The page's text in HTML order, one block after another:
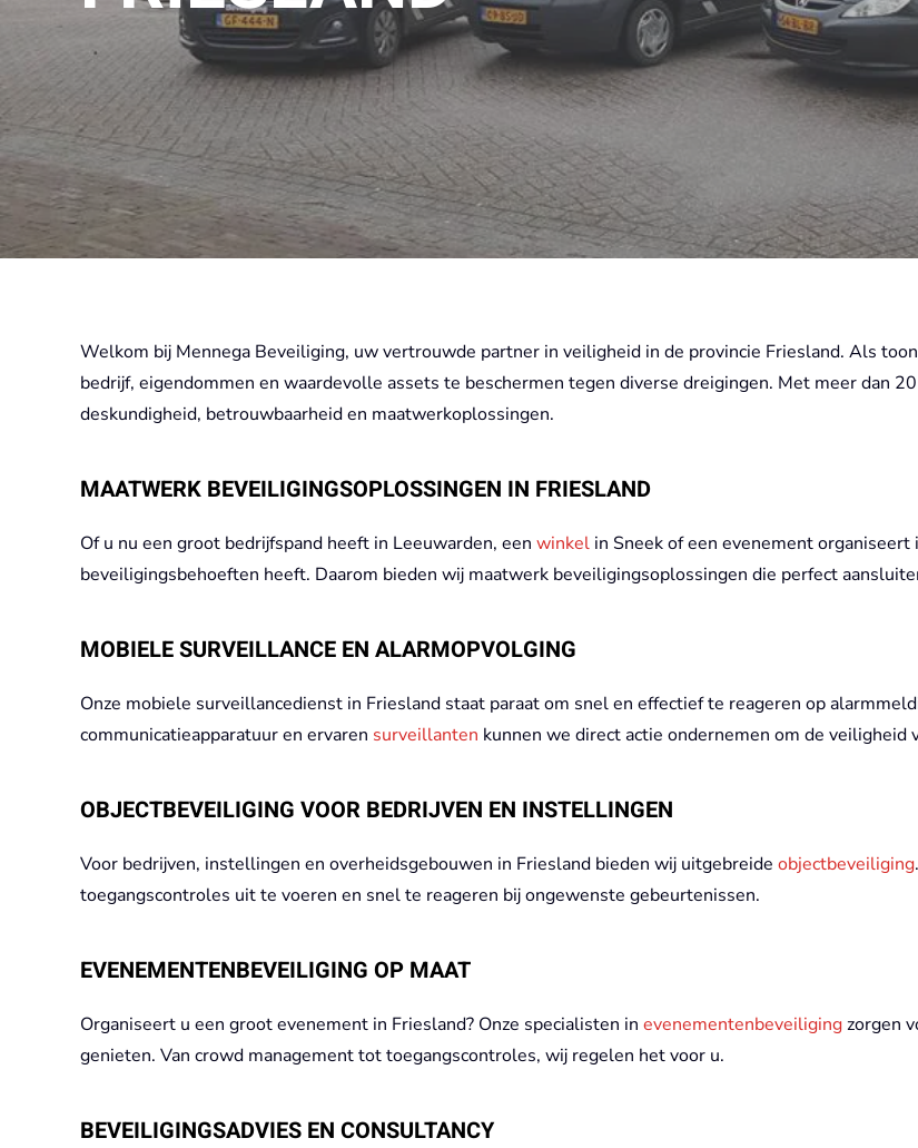
Welkom bij Mennega Beveiliging, uw vertrouwde partner in veiligheid in de provincie Friesland. Als
bedrijf, eigendommen en waardevolle assets te beschermen tegen diverse dreigingen. Met meer dan
deskundigheid, betrouwbaarheid en maatwerkoplossingen.
MAATWERK BEVEILIGINGSOPLOSSINGEN IN FRIESLAND
Of u nu een groot bedrijfspand heeft in Leeuwarden, een winkel in Sneek of een evenement
beveiligingsbehoeften heeft. Daarom bieden wij maatwerk beveiligingsoplossingen die perfect
MOBIELE SURVEILLANCE EN ALARMOPVOLGING
Onze mobiele surveillancedienst in Friesland staat paraat om snel en effectief te reageren op
communicatieapparatuur en ervaren surveillanten kunnen we direct actie ondernemen om de veiligheid
OBJECTBEVEILIGING VOOR BEDRIJVEN EN INSTELLINGEN
Voor bedrijven, instellingen en overheidsgebouwen in Friesland bieden wij uitgebreide objectbeveiliging
toegangscontroles uit te voeren en snel te reageren bij ongewenste gebeurtenissen.
EVENEMENTENBEVEILIGING OP MAAT
Organiseert u een groot evenement in Friesland? Onze specialisten in evenementenbeveiligingzorgen
genieten. Van crowd management tot toegangscontroles, wij regelen het voor u.
BEVEILIGINGSADVIES EN CONSULTANCY